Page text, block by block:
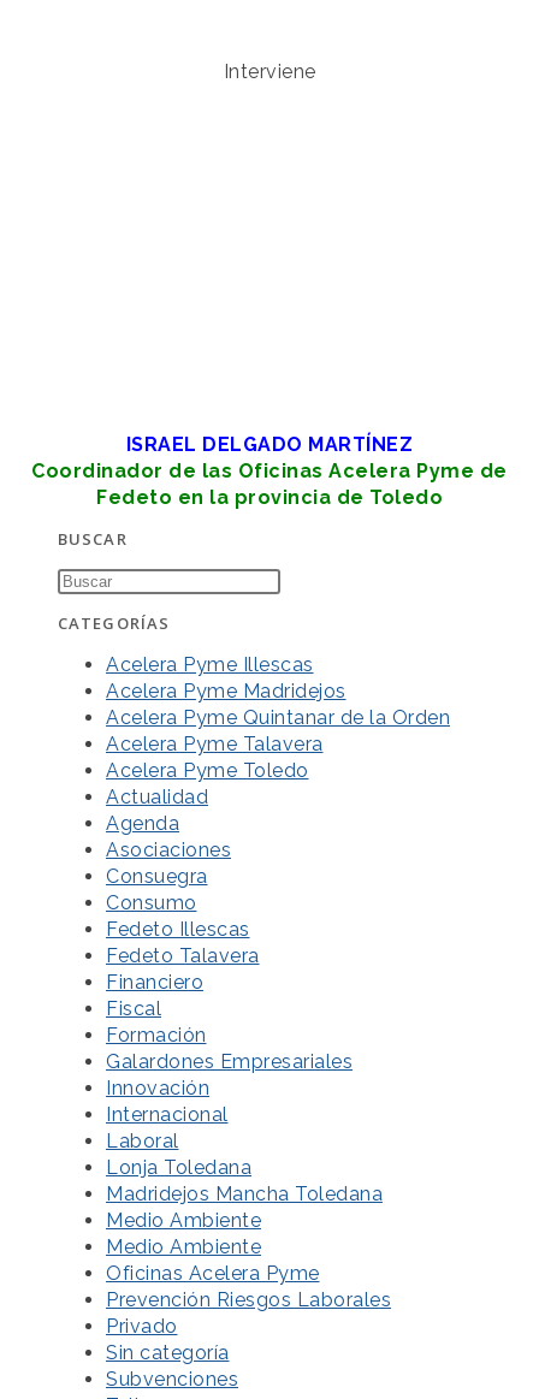
Interviene
ISRAEL DELGADO MARTÍNEZ
Coordinador de las Oficinas Acelera Pyme de
Fedeto en la provincia de Toledo
BUSCAR
CATEGORÍAS
Acelera Pyme Illescas
Acelera Pyme Madridejos
Acelera Pyme Quintanar de la Orden
Acelera Pyme Talavera
Acelera Pyme Toledo
Actualidad
Agenda
Asociaciones
Consuegra
Consumo
Fedeto Illescas
Fedeto Talavera
Financiero
Fiscal
Formación
Galardones Empresariales
Innovación
Internacional
Laboral
Lonja Toledana
Madridejos Mancha Toledana
Medio Ambiente
Medio Ambiente
Oficinas Acelera Pyme
Prevención Riesgos Laborales
Privado
Sin categoría
Subvenciones